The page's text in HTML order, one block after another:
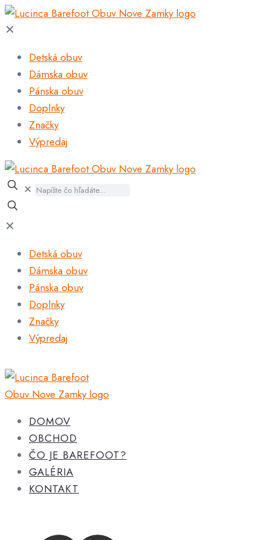
✕
Detská obuv
Dámska obuv
Pánska obuv
Doplnky
Značky
Výpredaj
✕
✕
Detská obuv
Dámska obuv
Pánska obuv
Doplnky
Značky
Výpredaj
DOMOV
OBCHOD
ČO JE BAREFOOT?
GALÉRIA
KONTAKT